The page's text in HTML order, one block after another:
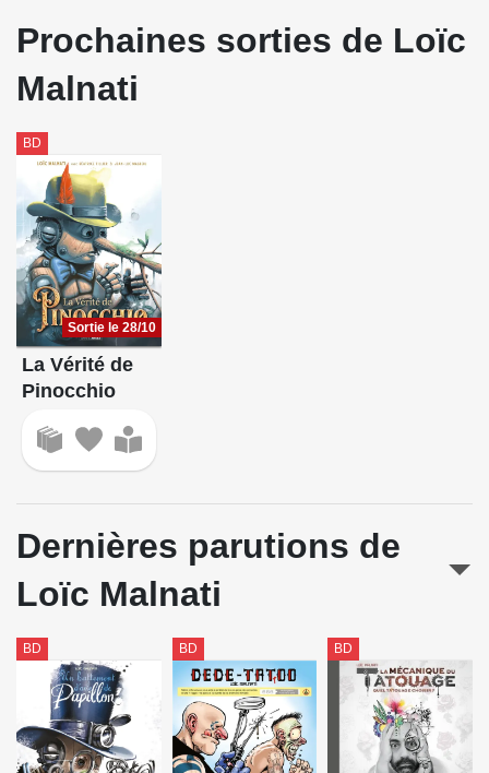
Prochaines sorties de Loïc
Malnati
BD
Sortie le 28/10
La Vérité de
Pinocchio
Dernières parutions de
Loïc Malnati
BD BD BD